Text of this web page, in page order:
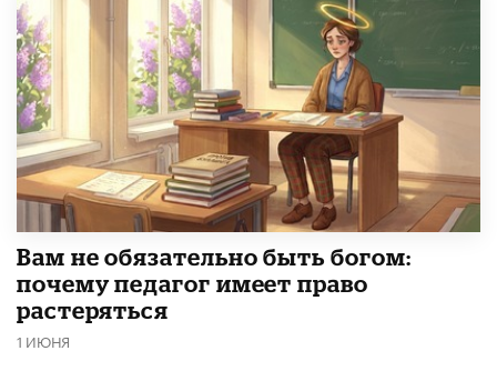
​Вам не обязательно быть богом:
почему педагог имеет право
растеряться
1 ИЮНЯ